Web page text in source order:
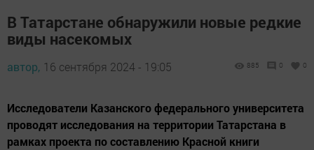
В Татарстане обнаружили новые редкие
виды насекомых
автор, 16 сентября 2024 - 19:05 885 0 0
Исследователи Казанского федерального университета
проводят исследования на территории Татарстана в
рамках проекта по составлению Красной книги